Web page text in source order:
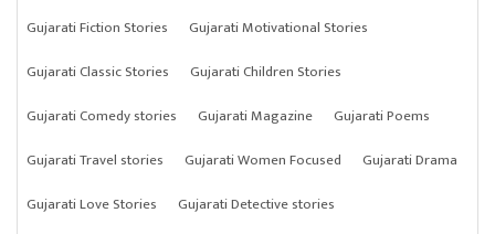
Gujarati Fiction Stories
Gujarati Motivational Stories
Gujarati Classic Stories
Gujarati Children Stories
Gujarati Comedy stories
Gujarati Magazine
Gujarati Poems
Gujarati Travel stories
Gujarati Women Focused
Gujarati Drama
Gujarati Love Stories
Gujarati Detective stories